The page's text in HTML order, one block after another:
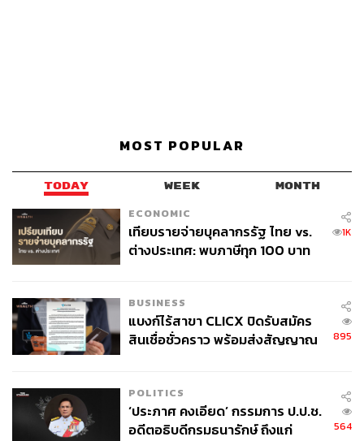
MOST POPULAR
TODAY WEEK MONTH
ECONOMIC
เทียบรายจ่ายบุคลากรรัฐ ไทย vs.
ต่างประเทศ: พบภาษีทุก 100 บาท
1K
BUSINESS
แบงก์ไร้สาขา CLICX ปิดรับสมัคร
สินเชื่อชั่วคราว พร้อมส่งสัญญาณ
895
POLITICS
‘ประภาศ คงเอียด’ กรรมการ ป.ป.ช.
อดีตอธิบดีกรมธนารักษ์ ถึงแก่
564